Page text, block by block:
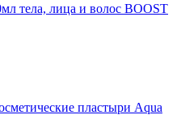
тела, лица и волос BOOST